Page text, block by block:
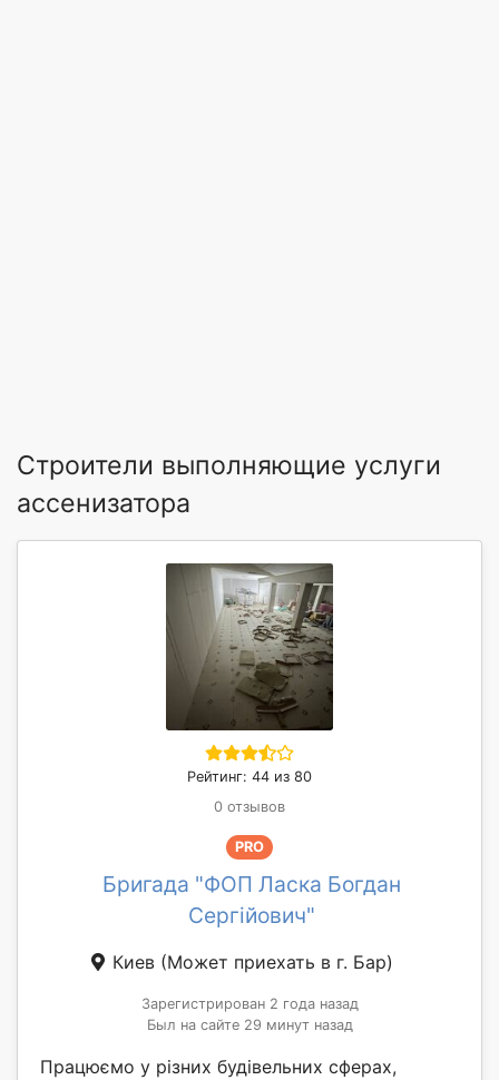
Строители выполняющие услуги
ассенизатора
Рейтинг: 44 из 80
0 отзывов
PRO
Бригада "ФОП Ласка Богдан
Сергійович"
Киев (Может приехать в г. Бар)
Зарегистрирован 2 года назад
Был на сайте 29 минут назад
Працюємо у різних будівельних сферах,